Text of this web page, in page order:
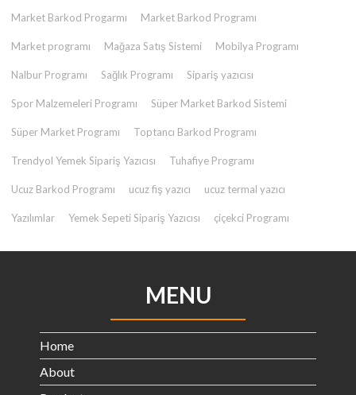
Market Barkod Progarmı Market Barkod Programı
Market programı Mağaza Satış Sistemi Mobilya Programı
Nalbur Programı Sağlık Programı Sipariş yazıcısı
Spor Malzemeleri Programı Süper Market Barkod Sistemi
Süper Market Programı Toptancı Barkod Programı
Trendyol Yemek Sipariş Yazıcısı Tuhafiye Programı
Ucuz Barkod Programı ucuz fiş yazıcı ucuz termal yazıcı
Yazılımlar Yemek Sepeti Sipariş Yazıcısı çiçekci Programı
MENU
Home
About